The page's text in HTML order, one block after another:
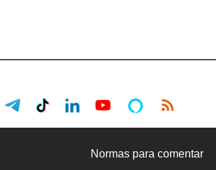
La Cuevita, el verdadero mercado
Normas para comentar